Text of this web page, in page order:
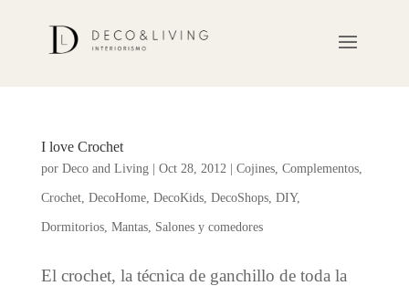
I love Crochet
por Deco and Living| Oct 28, 2012 | Cojines, Complementos,
Crochet, DecoHome, DecoKids, DecoShops, DIY,
Dormitorios, Mantas, Salones y comedores
El crochet, la técnica de ganchillo de toda la